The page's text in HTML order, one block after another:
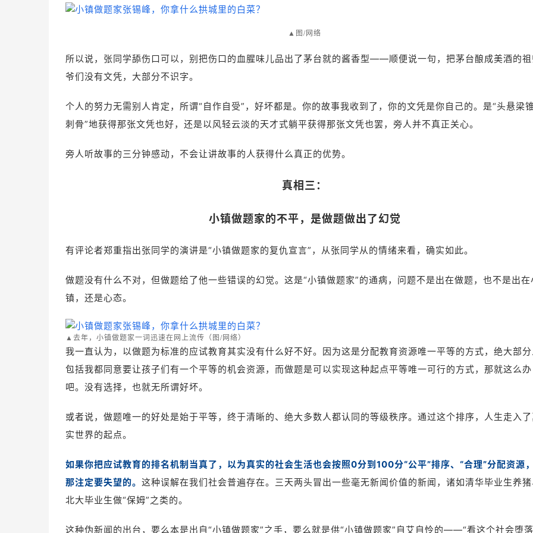
▲ 图/网络
所以说，张同学舔伤口可以，别把伤口的血腥味儿品出了茅台就的酱香型——顺便说一句，把茅台酿成美酒的
爷们没有文凭，大部分不识字。
个人的努力无需别人肯定，所谓“自作自受”，好坏都是。你的故事我收到了，你的文凭是你自己的。是“头悬梁
刺骨”地获得那张文凭也好，还是以风轻云淡的天才式躺平获得那张文凭也罢，旁人并不真正关心。
旁人听故事的三分钟感动，不会让讲故事的人获得什么真正的优势。
真相三：
小镇做题家的不平，是做题做出了幻觉
有评论者郑重指出张同学的演讲是“小镇做题家的复仇宣言”，从张同学从的情绪来看，确实如此。
做题没有什么不对，但做题给了他一些错误的幻觉。这是“小镇做题家”的通病，问题不是出在做题，也不是出在
镇，还是心态。
▲去年，小镇做题家一词迅速在网上流传 （图/网络）
我一直认为，以做题为标准的应试教育其实没有什么好不好。因为这是分配教育资源唯一平等的方式，绝大部
包括我都同意要让孩子们有一个平等的机会资源，而做题是可以实现这种起点平等唯一可行的方式，那就这么办
吧。没有选择，也就无所谓好坏。
或者说，做题唯一的好处是始于平等，终于清晰的、绝大多数人都认同的等级秩序。通过这个排序，人生走入
实世界的起点。
如果你把应试教育的排名机制当真了，以为真实的社会生活也会按照0分到100分“公平”排序、“合理”分配资源
那注定要失望的。 这种误解在我们社会普遍存在。三天两头冒出一些毫无新闻价值的新闻，诸如清华毕业生养
北大毕业生做“保姆”之类的。
这种伪新闻的出台，要么本是出自“小镇做题家”之手，要么就是供“小镇做题家”自艾自怜的——“看这个社会堕